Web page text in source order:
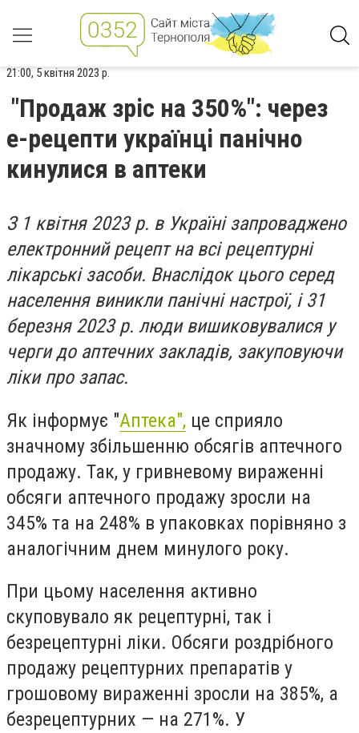
21:00, 5 квітня 2023 р.
"Продаж зріс на 350%": через
е-рецепти українці панічно
кинулися в аптеки
З 1 квітня 2023 р. в Україні запроваджено
електронний рецепт на всі рецептурні
лікарські засоби. Внаслідок цього серед
населення виникли панічні настрої, і 31
березня 2023 р. люди вишиковувалися у
черги до аптечних закладів, закуповуючи
ліки про запас.
Як інформує "Аптека", це сприяло
значному збільшенню обсягів аптечного
продажу. Так, у гривневому вираженні
обсяги аптечного продажу зросли на
345% та на 248% в упаковках порівняно з
аналогічним днем минулого року.
При цьому населення активно
скуповувало як рецептурні, так і
безрецептурні ліки. Обсяги роздрібного
продажу рецептурних препаратів у
грошовому вираженні зросли на 385%, а
безрецептурних — на 271%. У